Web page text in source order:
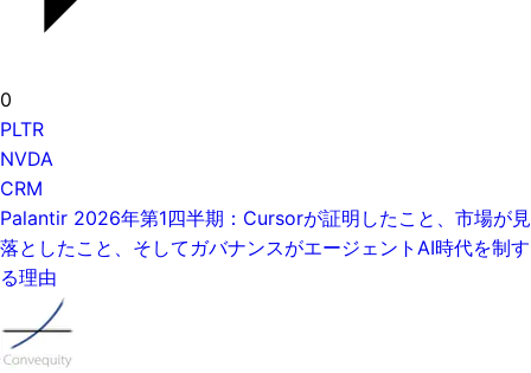
0
PLTR
NVDA
CRM
Palantir 2026年第1四半期：Cursorが証明したこと、市場が見
落としたこと、そしてガバナンスがエージェントAI時代を制す
る理由